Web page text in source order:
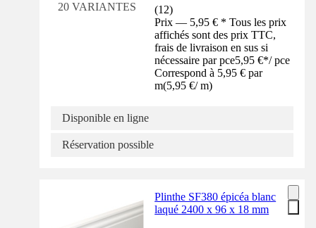
20 VARIANTES (12)
Prix — 5,95 € * Tous les prix
affichés sont des prix TTC,
frais de livraison en sus si
nécessaire par pce5,95 €*/ pce
Correspond à 5,95 € par
m(5,95 €/ m)
Disponible en ligne
Réservation possible
Plinthe SF380 épicéa blanc
laqué 2400 x 96 x 18 mm